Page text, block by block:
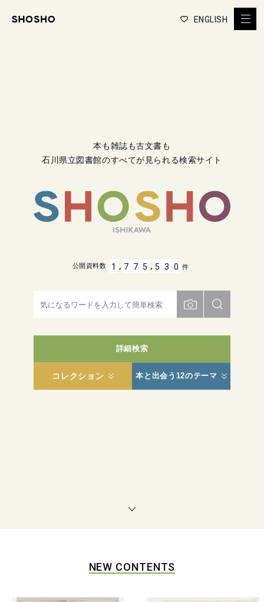
ENGLISH
本も雑誌も古文書も
石川県立図書館のすべてが見られる検索サイト
詳細検索
コレクション 本と出会う12のテーマ
公開資料数 1 , 7 7 5 , 5 3 0 件
NEW CONTENTS